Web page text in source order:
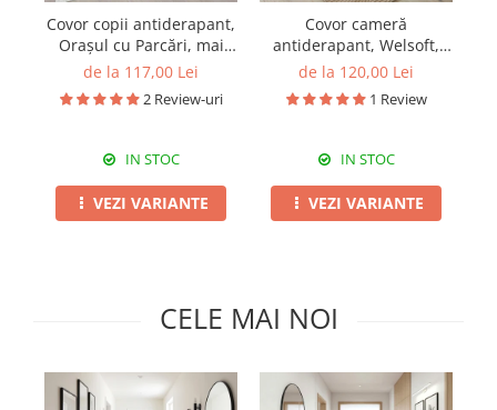
Pilote cu blăniță
Covor copii antiderapant,
Orașul cu Parcări, mai
multe dimensiuni
de la 117,00 Lei
2 Review-uri
IN STOC
VEZI VARIANTE
Covor cameră
antiderapant, Welsoft,
acolade bej, mai multe
dimensiuni
de la 120,00 Lei
1 Review
IN STOC
VEZI VARIANTE
CELE MAI NOI